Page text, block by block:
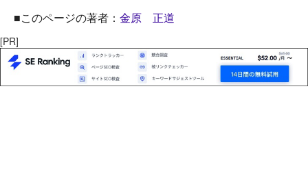
■このページの著者： 金原 正道
[PR]